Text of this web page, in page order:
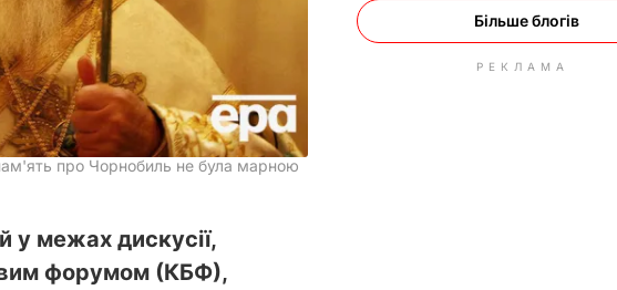
про Чорнобиль не була марною
у межах дискусії,
форумом (КБФ),
Більше блогів
РЕКЛАМА